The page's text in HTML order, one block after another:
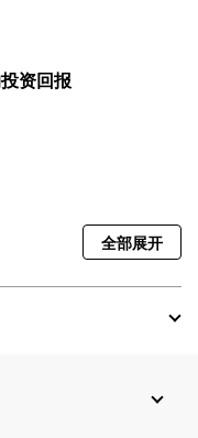
资回报
全部展开